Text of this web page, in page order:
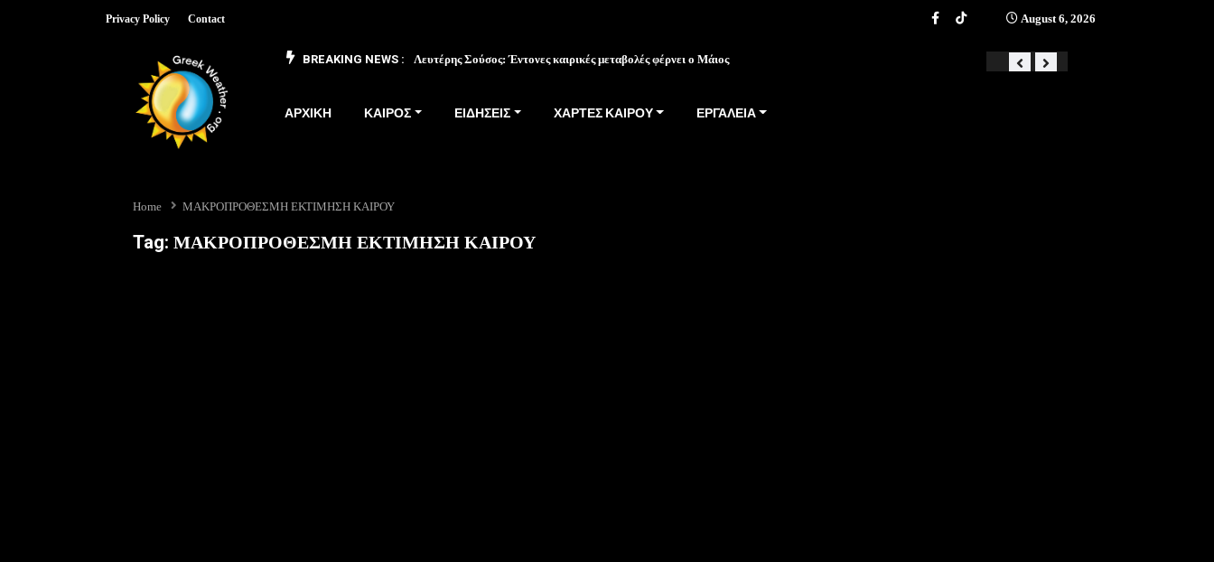
Privacy Policy Contact August 6, 2026
BREAKING NEWS : Λευτέρης Σούσος: Έντονες καιρικές μεταβολές φέρνει ο Μάιος
ΑΡΧΙΚΗ ΚΑΙΡΟΣ ΕΙΔΗΣΕΙΣ ΧΑΡΤΕΣ ΚΑΙΡΟΥ ΕΡΓΑΛΕΙΑ
Home ΜΑΚΡΟΠΡΟΘΕΣΜΗ ΕΚΤΙΜΗΣΗ ΚΑΙΡΟΥ
Tag: ΜΑΚΡΟΠΡΟΘΕΣΜΗ ΕΚΤΙΜΗΣΗ ΚΑΙΡΟΥ